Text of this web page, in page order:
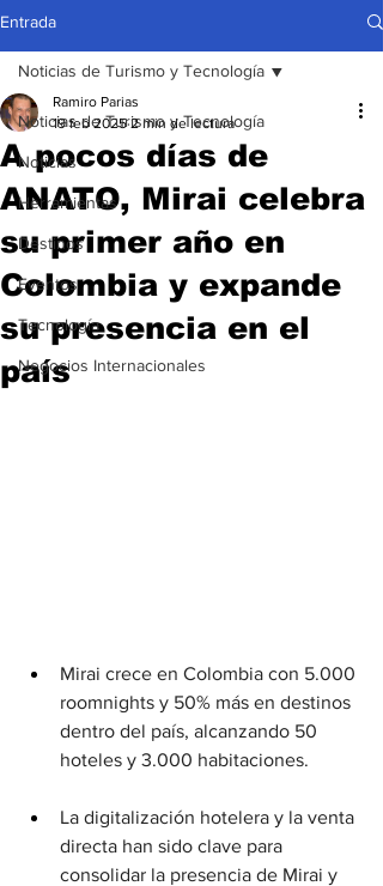
Entrada
Noticias de Turismo y Tecnología
Noticias
Herramientas
Destinos
Eventos
Tecnología
Negocios Internacionales
Noticias de Turismo y Tecnología
A pocos días de
ANATO, Mirai celebra
su primer año en
Colombia y expande
su presencia en el
país
Ramiro Parias
19 feb 2025 2 min de lectura
Mirai crece en Colombia con 5.000
roomnights y 50% más en destinos
dentro del país, alcanzando 50
hoteles y 3.000 habitaciones.
La digitalización hotelera y la venta
directa han sido clave para
consolidar la presencia de Mirai y